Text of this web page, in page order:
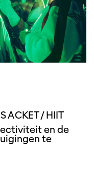
ACKET / HIIT
en de
te